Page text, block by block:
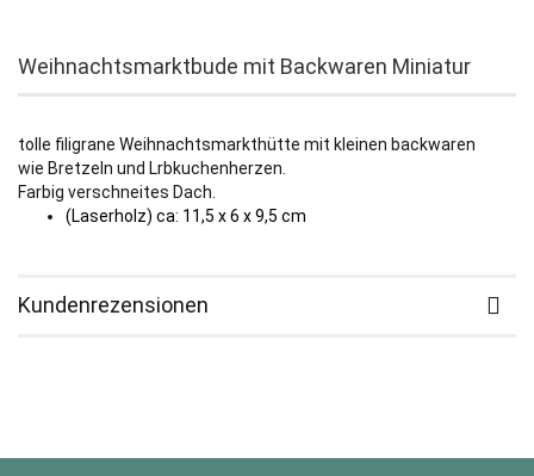
Weihnachtsmarktbude mit Backwaren Miniatur
tolle filigrane Weihnachtsmarkthütte mit kleinen backwaren
wie Bretzeln und Lrbkuchenherzen.
Farbig verschneites Dach.
(Laserholz) ca: 11,5 x 6 x 9,5 cm
Kundenrezensionen